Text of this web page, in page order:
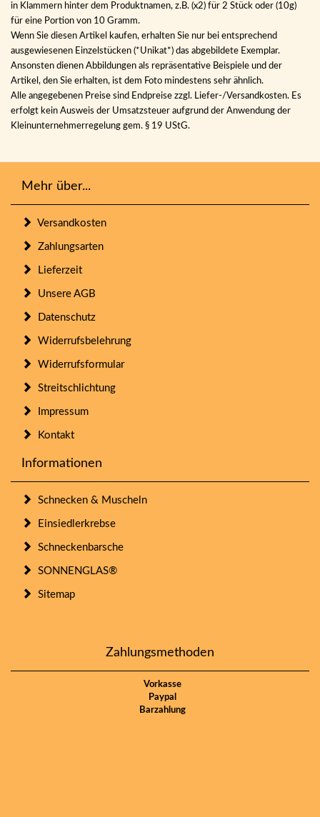
in Klammern hinter dem Produktnamen, z.B. (x2) für 2 Stück oder (10g)
für eine Portion von 10 Gramm.
Wenn Sie diesen Artikel kaufen, erhalten Sie nur bei entsprechend
ausgewiesenen Einzelstücken (*Unikat*) das abgebildete Exemplar.
Ansonsten dienen Abbildungen als repräsentative Beispiele und der
Artikel, den Sie erhalten, ist dem Foto mindestens sehr ähnlich.
Alle angegebenen Preise sind Endpreise zzgl. Liefer-/Versandkosten. Es
erfolgt kein Ausweis der Umsatzsteuer aufgrund der Anwendung der
Kleinunternehmerregelung gem. § 19 UStG.
Mehr über...
Versandkosten
Zahlungsarten
Lieferzeit
Unsere AGB
Datenschutz
Widerrufsbelehrung
Widerrufsformular
Streitschlichtung
Impressum
Kontakt
Informationen
Schnecken & Muscheln
Einsiedlerkrebse
Schneckenbarsche
SONNENGLAS®
Sitemap
Zahlungsmethoden
Vorkasse
Paypal
Barzahlung